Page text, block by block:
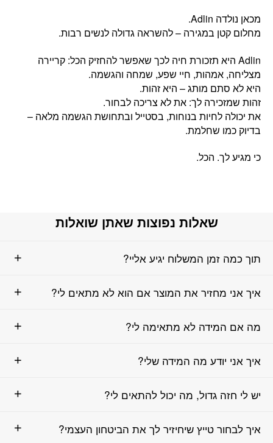
מכאן נולדה Adlin.
מחלום קטן במגירה – להשראה גדולה לנשים רבות.
‏Adlin היא תזכורת חיה לכך שאפשר להחזיק הכל: קריירה
מצליחה, אמהות, חיי שפע, שמחה והגשמה.
היא לא סתם מותג – היא זהות.
זהות שמזכירה לך: את לא צריכה לבחור.
את יכולה לחיות בנוחות, בסטייל ובתחושת הגשמה מלאה –
בדיוק כמו שחלמת.
כי מגיע לך. הכל.
שאלות נפוצות שאתן שואלות
תוך כמה זמן המשלוח יגיע אליי?
איך אני מחזיר את המוצר אם הוא לא מתאים לי?
מה אם המידה לא מתאימה לי?
איך אני יודע מה המידה שלי?
יש לי חזה גדול, מה יכול להתאים לי?
איך לבחור טייץ שיחיזיר לך את הביטחון העצמי?